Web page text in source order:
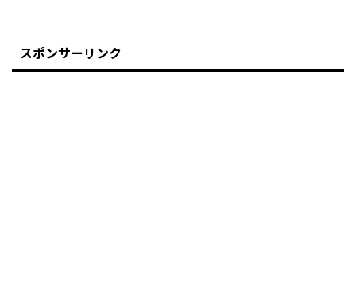
スポンサーリンク